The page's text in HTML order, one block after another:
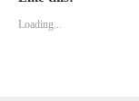
Loading...